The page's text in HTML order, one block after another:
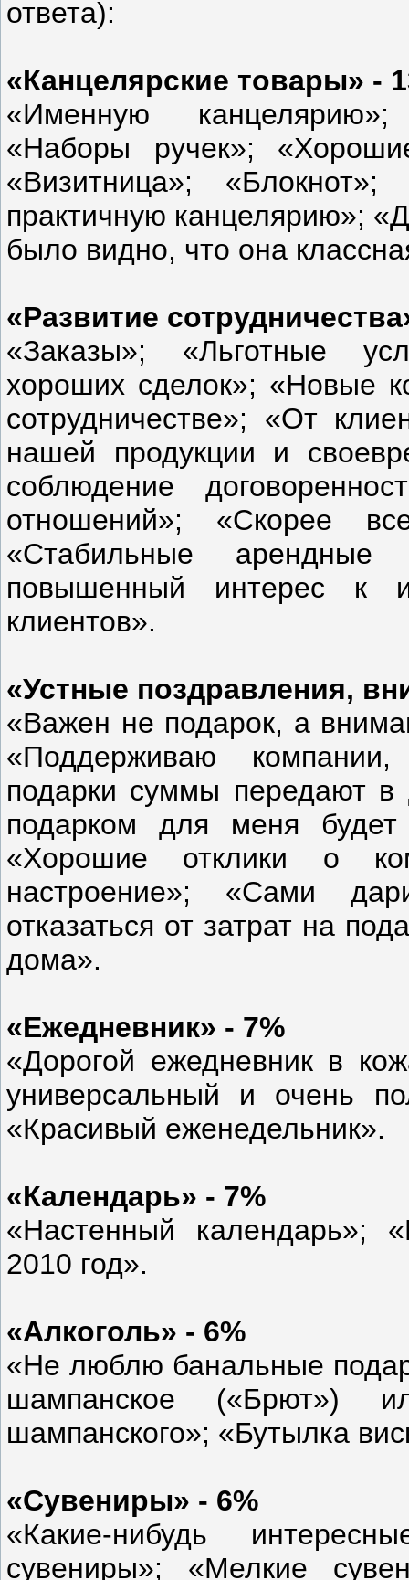
ответа):
«Канцелярские товары» -
«Именную
«Наборы ручек»;
«Визитница»;
практичную канцелярию»;
было видно, что она
«Развитие
«Заказы»; «Льготные
хороших сделок»; «Новые
сотрудничестве»; «От
нашей продукции и
соблюдение
отношений»; «Скорее
«Стабильные
повышенный интерес к
клиентов».
«Устные поздравления,
«Важен не подарок, а
«Поддерживаю
подарки суммы передают
подарком для меня
«Хорошие отклики о
настроение»; «Сами
отказаться от затрат на
дома».
«Ежедневник» - 7%
«Дорогой ежедневник в
универсальный и очень
«Красивый еженедельник».
«Календарь» - 7%
«Настенный календарь»;
2010 год».
«Алкоголь» - 6%
«Не люблю банальные
шампанское («Брют»)
шампанского»; «Бутылка
«Сувениры» - 6%
«Какие-нибудь
сувениры»; «Мелкие